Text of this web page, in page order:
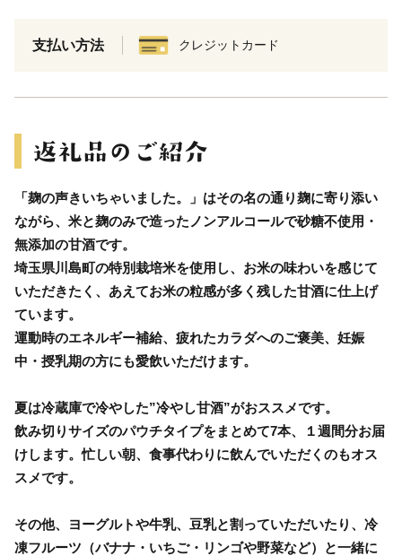
支払い方法 クレジットカード
「麹の声きいちゃいました。」はその名の通り麹に寄り添い
ながら、米と麹のみで造ったノンアルコールで砂糖不使用・
無添加の甘酒です。
埼玉県川島町の特別栽培米を使用し、お米の味わいを感じて
いただきたく、あえてお米の粒感が多く残した甘酒に仕上げ
ています。
運動時のエネルギー補給、疲れたカラダへのご褒美、妊娠
中・授乳期の方にも愛飲いただけます。
夏は冷蔵庫で冷やした”冷やし甘酒”がおススメです。
飲み切りサイズのパウチタイプをまとめて7本、１週間分お届
けします。忙しい朝、食事代わりに飲んでいただくのもオス
スメです。
その他、ヨーグルトや牛乳、豆乳と割っていただいたり、冷
凍フルーツ（バナナ・いちご・リンゴや野菜など）と一緒に